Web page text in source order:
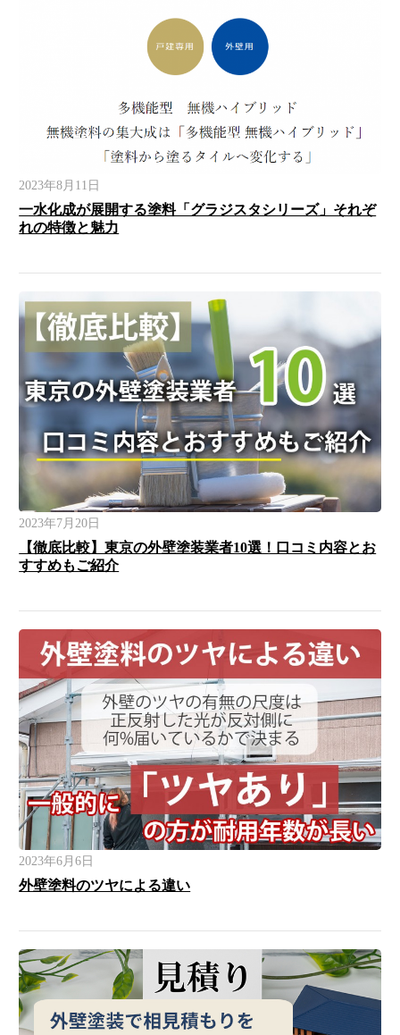
2023年8月11日
一水化成が展開する塗料「グラジスタシリーズ」それぞ
れの特徴と魅力
2023年7月20日
【徹底比較】東京の外壁塗装業者10選！口コミ内容とお
すすめもご紹介
2023年6月6日
外壁塗料のツヤによる違い